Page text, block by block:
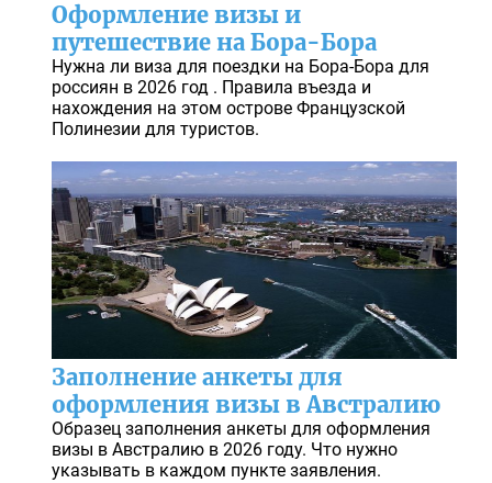
Оформление визы и
путешествие на Бора-Бора
Нужна ли виза для поездки на Бора-Бора для
россиян в 2026 год . Правила въезда и
нахождения на этом острове Французской
Полинезии для туристов.
Заполнение анкеты для
оформления визы в Австралию
Образец заполнения анкеты для оформления
визы в Австралию в 2026 году. Что нужно
указывать в каждом пункте заявления.